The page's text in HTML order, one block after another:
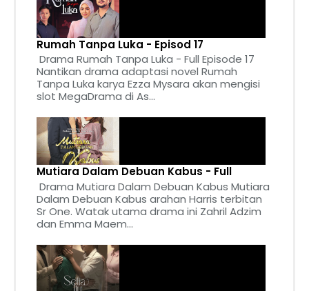
Rumah Tanpa Luka - Episod 17
Drama Rumah Tanpa Luka - Full Episode 17
Nantikan drama adaptasi novel Rumah
Tanpa Luka karya Ezza Mysara akan mengisi
slot MegaDrama di As...
Mutiara Dalam Debuan Kabus - Full
Drama Mutiara Dalam Debuan Kabus Mutiara
Dalam Debuan Kabus arahan Harris terbitan
Sr One. Watak utama drama ini Zahril Adzim
dan Emma Maem...